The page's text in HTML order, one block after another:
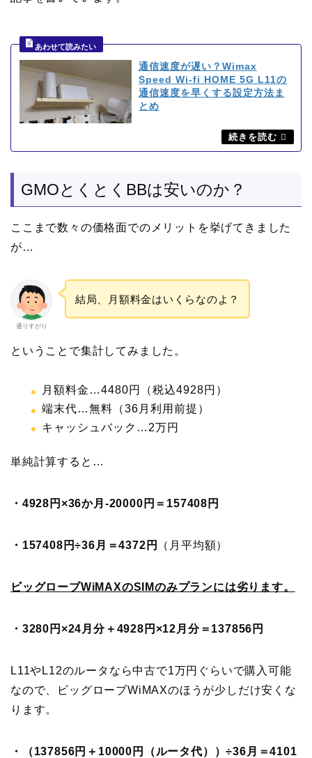
通信速度が遅い？Wimax
Speed Wi-fi HOME 5G L11の
通信速度を早くする設定方法ま
とめ
GMOとくとくBBは安いのか？
ここまで数々の価格面でのメリットを挙げてきました
が…
通りすがり
結局、月額料金はいくらなのよ？
ということで集計してみました。
月額料金…4480円（税込4928円）
端末代…無料（36月利用前提）
キャッシュバック…2万円
単純計算すると…
・4928円×36か月-20000円＝157408円
・157408円÷36月＝4372円 （月平均額）
ビッグローブWiMAXのSIMのみプランには劣ります。
・3280円×24月分＋4928円×12月分＝137856円
L11やL12のルータなら中古で1万円ぐらいで購入可能
なので、ビッグローブWiMAXのほうが少しだけ安くな
ります。
・（137856円＋10000円（ルータ代））÷36月＝4101